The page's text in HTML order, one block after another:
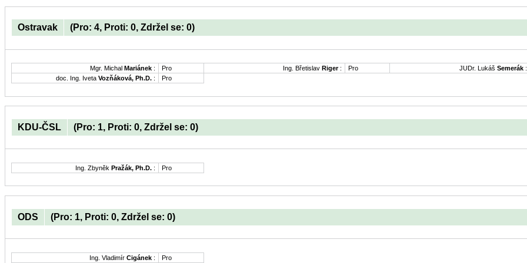
Ostravak (Pro: 4, Proti: 0, Zdržel se: 0)
Mgr. Michal Mariánek : Pro Ing. Břetislav Riger: Pro JUDr. Lukáš Semerák :
doc. Ing. Iveta Vozňáková, Ph.D. : Pro
KDU-ČSL (Pro: 1, Proti: 0, Zdržel se: 0)
Ing. Zbyněk Pražák, Ph.D. : Pro
ODS (Pro: 1, Proti: 0, Zdržel se: 0)
Ing. Vladimír Cigánek : Pro